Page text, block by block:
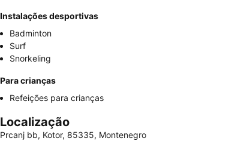
Instalações desportivas
Badminton
Surf
Snorkeling
Para crianças
Refeições para crianças
Localização
Prcanj bb, Kotor, 85335, Montenegro